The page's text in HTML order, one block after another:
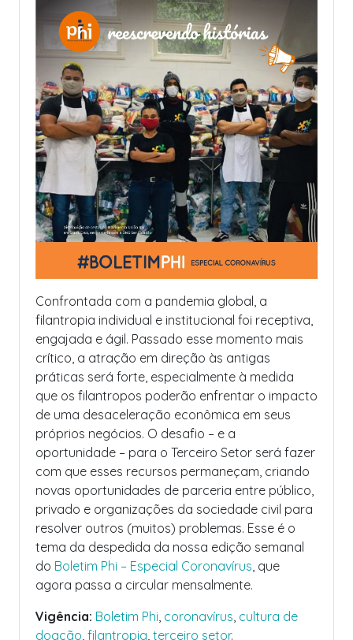
Confrontada com a pandemia global, a
filantropia individual e institucional foi receptiva,
engajada e ágil. Passado esse momento mais
crítico, a atração em direção às antigas
práticas será forte, especialmente à medida
que os filantropos poderão enfrentar o impacto
de uma desaceleração econômica em seus
próprios negócios. O desafio – e a
oportunidade – para o Terceiro Setor será fazer
com que esses recursos permaneçam, criando
novas oportunidades de parceria entre público,
privado e organizações da sociedade civil para
resolver outros (muitos) problemas. Esse é o
tema da despedida da nossa edição semanal
do Boletim Phi – Especial Coronavírus , que
agora passa a circular mensalmente.
Vigência: Boletim Phi coronavírus cultura de
doação filantropia terceiro setor.